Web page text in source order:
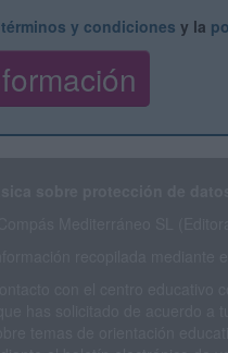
términos y condiciones y la